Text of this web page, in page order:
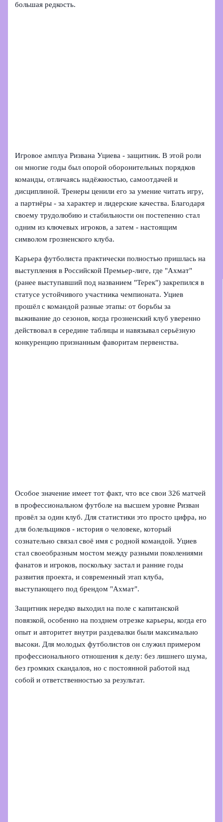
большая редкость.
Игровое амплуа Ризвана Уциева - защитник. В этой роли
он многие годы был опорой оборонительных порядков
команды, отличаясь надёжностью, самоотдачей и
дисциплиной. Тренеры ценили его за умение читать игру,
а партнёры - за характер и лидерские качества. Благодаря
своему трудолюбию и стабильности он постепенно стал
одним из ключевых игроков, а затем - настоящим
символом грозненского клуба.
Карьера футболиста практически полностью пришлась на
выступления в Российской Премьер‑лиге, где "Ахмат"
(ранее выступавший под названием "Терек") закрепился в
статусе устойчивого участника чемпионата. Уциев
прошёл с командой разные этапы: от борьбы за
выживание до сезонов, когда грозненский клуб уверенно
действовал в середине таблицы и навязывал серьёзную
конкуренцию признанным фаворитам первенства.
Особое значение имеет тот факт, что все свои 326 матчей
в профессиональном футболе на высшем уровне Ризван
провёл за один клуб. Для статистики это просто цифра, но
для болельщиков - история о человеке, который
сознательно связал своё имя с родной командой. Уциев
стал своеобразным мостом между разными поколениями
фанатов и игроков, поскольку застал и ранние годы
развития проекта, и современный этап клуба,
выступающего под брендом "Ахмат".
Защитник нередко выходил на поле с капитанской
повязкой, особенно на позднем отрезке карьеры, когда его
опыт и авторитет внутри раздевалки были максимально
высоки. Для молодых футболистов он служил примером
профессионального отношения к делу: без лишнего шума,
без громких скандалов, но с постоянной работой над
собой и ответственностью за результат.